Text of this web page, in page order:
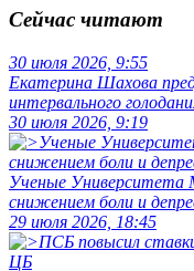
Сейчас читают
30 июля 2026, 9:55
Екатерина Шахова
интервального
30 июля 2026, 9:19
Ученые Университета
снижением боли и
29 июля 2026, 18:45